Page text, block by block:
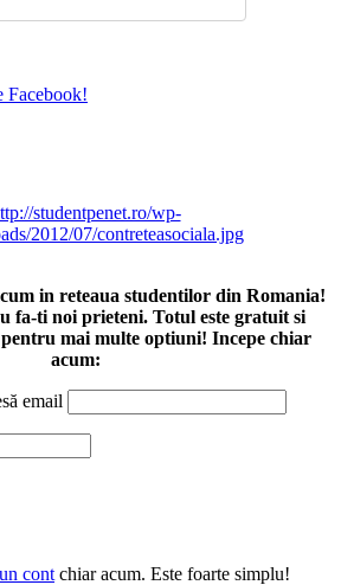
Facebook!
in reteaua studentilor din Romania!
fa-ti noi prieteni. Totul este gratuit si
mai multe optiuni! Incepe chiar
acum:
email
cont chiar acum. Este foarte simplu!